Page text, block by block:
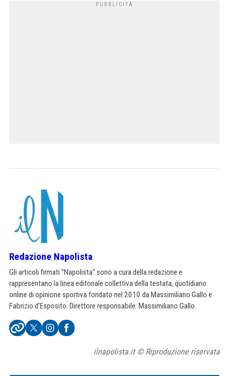
Redazione Napolista
Gli articoli firmati "Napolista" sono a cura della redazione e
rappresentano la linea editoriale collettiva della testata, quotidiano
online di opinione sportiva fondato nel 2010 da Massimiliano Gallo e
Fabrizio d'Esposito. Direttore responsabile: Massimiliano Gallo.
ilnapolista.it © Riproduzione riservata